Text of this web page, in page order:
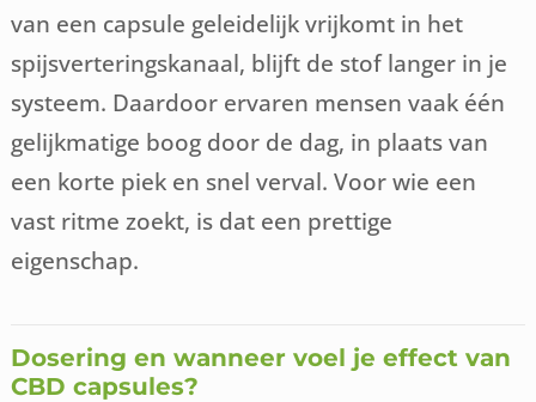
van een capsule geleidelijk vrijkomt in het
spijsverteringskanaal, blijft de stof langer in je
systeem. Daardoor ervaren mensen vaak één
gelijkmatige boog door de dag, in plaats van
een korte piek en snel verval. Voor wie een
vast ritme zoekt, is dat een prettige
eigenschap.
Dosering en wanneer voel je effect van
CBD capsules?